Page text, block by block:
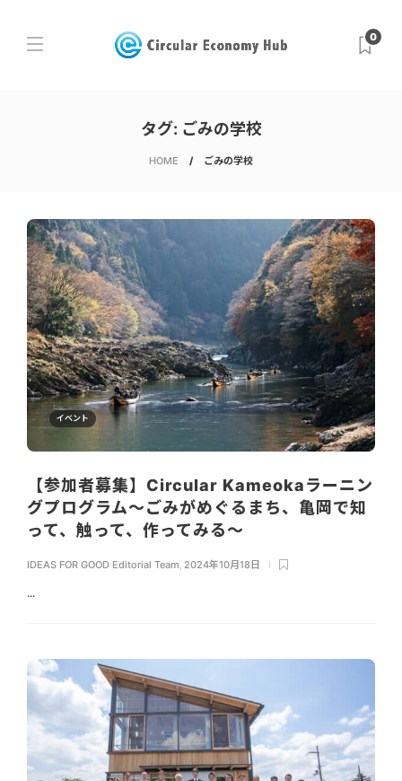
0
タグ: ごみの学校
HOME ごみの学校
イベント
【参加者募集】Circular Kameokaラーニン
グプログラム～ごみがめぐるまち、亀岡で知
って、触って、作ってみる～
IDEAS FOR GOOD Editorial Team 2024年10月18日
...